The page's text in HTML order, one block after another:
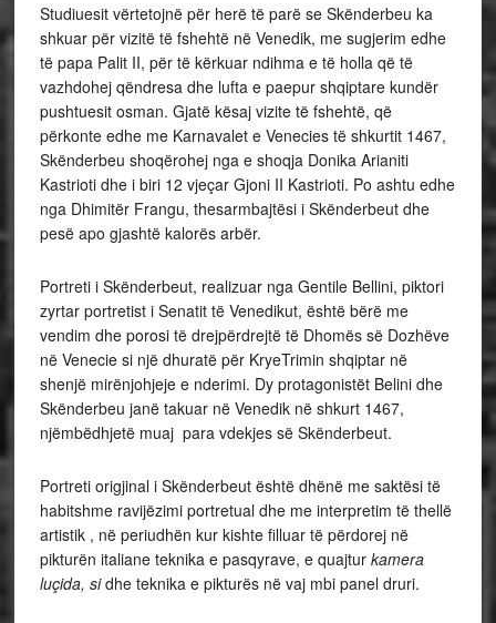
Studiuesit vërtetojnë për herë të parë se Skënderbeu ka
shkuar për vizitë të fshehtë në Venedik, me sugjerim edhe
të papa Palit II, për të kërkuar ndihma e të holla që të
vazhdohej qëndresa dhe lufta e paepur shqiptare kundër
pushtuesit osman. Gjatë kësaj vizite të fshehtë, që
përkonte edhe me Karnavalet e Venecies të shkurtit 1467,
Skënderbeu shoqërohej nga e shoqja Donika Arianiti
Kastrioti dhe i biri 12 vjeçar Gjoni II Kastrioti. Po ashtu edhe
nga Dhimitër Frangu, thesarmbajtësi i Skënderbeut dhe
pesë apo gjashtë kalorës arbër.
Portreti i Skënderbeut, realizuar nga Gentile Bellini, piktori
zyrtar portretist i Senatit të Venedikut, është bërë me
vendim dhe porosi të drejpërdrejtë të Dhomës së Dozhëve
në Venecie si një dhuratë për KryeTrimin shqiptar në
shenjë mirënjohjeje e nderimi. Dy protagonistët Belini dhe
Skënderbeu janë takuar në Venedik në shkurt 1467,
njëmbëdhjetë muaj para vdekjes së Skënderbeut.
Portreti origjinal i Skënderbeut është dhënë me saktësi të
habitshme ravijëzimi portretual dhe me interpretim të thellë
artistik , në periudhën kur kishte filluar të përdorej në
pikturën italiane teknika e pasqyrave, e quajtur kamera
luçida, sidhe teknika e pikturës në vaj mbi panel druri.